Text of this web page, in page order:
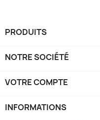
PRODUITS
NOTRE SOCIÉTÉ
VOTRE COMPTE
INFORMATIONS